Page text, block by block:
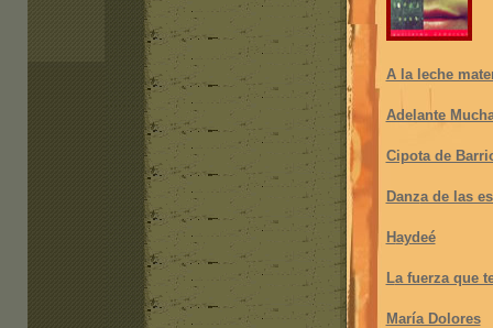
A la leche
Adelante
Cipota de
Danza de las
Haydeé
La fuerza que
María Dolores